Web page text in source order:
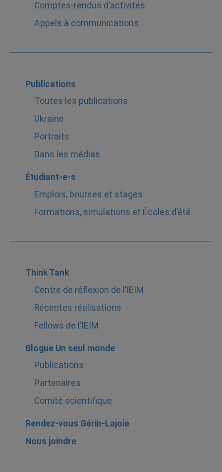
Comptes-rendus d’activités
Appels à communications
Publications
Toutes les publications
Ukraine
Portraits
Dans les médias
Étudiant-e-s
Emplois, bourses et stages
Formations, simulations et Écoles d’été
Think Tank
Centre de réflexion de l’IEIM
Récentes réalisations
Fellows de l’IEIM
Blogue Un seul monde
Publications
Partenaires
Comité scientifique
Rendez-vous Gérin-Lajoie
Nous joindre